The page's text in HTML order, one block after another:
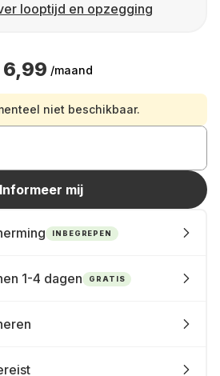
looptijd en opzegging
6,99 /maand
niet beschikbaar.
Informeer mij
INBEGREPEN
1-4 dagen GRATIS